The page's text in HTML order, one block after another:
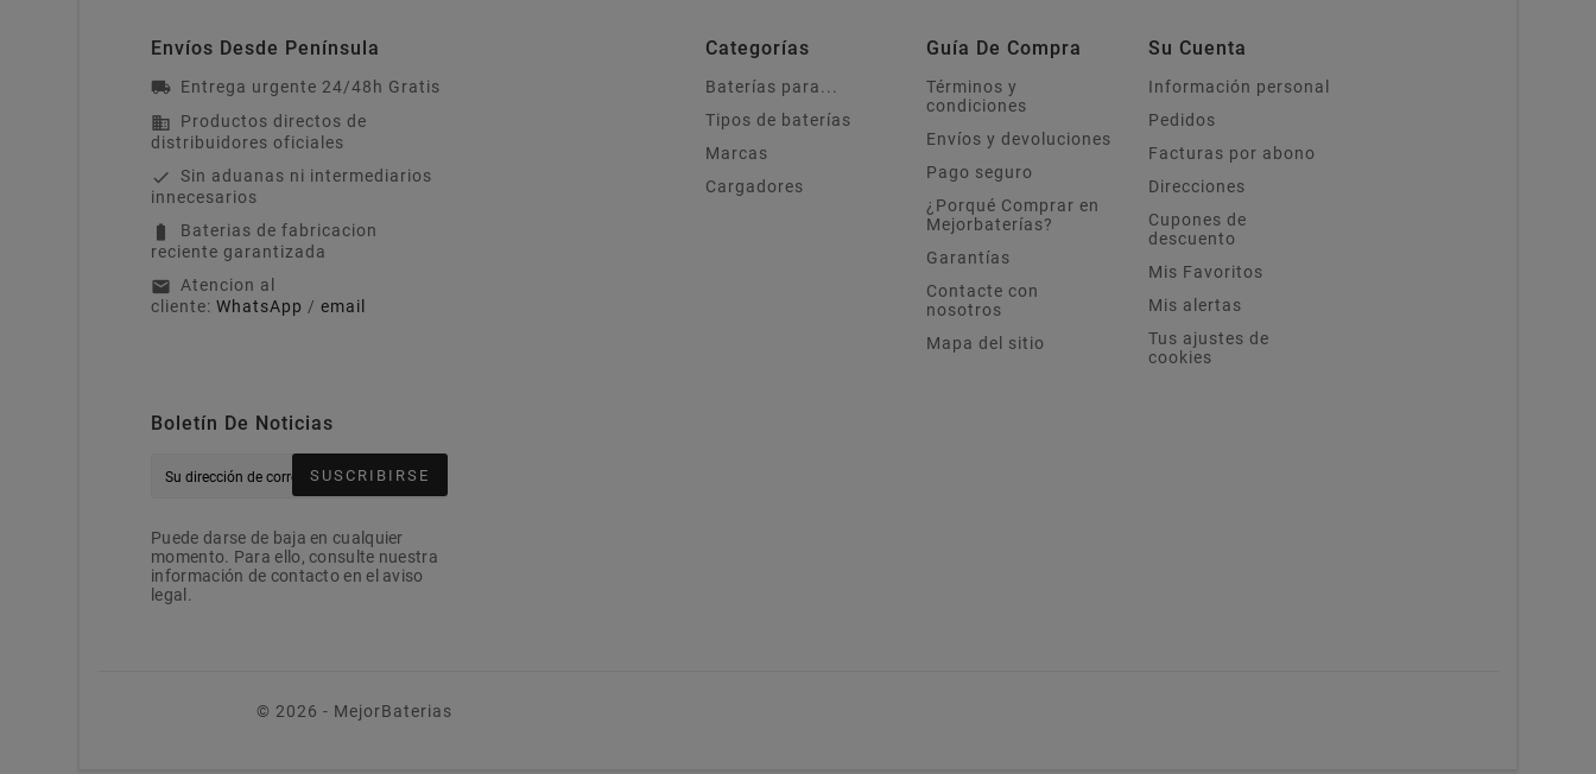
Envíos Desde Península
local_shipping Entrega urgente 24/48h Gratis
business
Productos directos de
distribuidores oficiales
check
Sin aduanas ni intermediarios
innecesarios
battery_full
Baterias de fabricacion
reciente garantizada
email
Atencion al
cliente:WhatsApp /email
Categorías
Baterías para...
Tipos de baterías
Marcas
Cargadores
Guía De Compra
Términos y
condiciones
Envíos y devoluciones
Pago seguro
¿Porqué Comprar en
Mejorbaterías?
Garantías
Contacte con
nosotros
Mapa del sitio
Su Cuenta
Información personal
Pedidos
Facturas por abono
Direcciones
Cupones de
descuento
Mis Favoritos
Mis alertas
Tus ajustes de
cookies
Boletín De Noticias
SUSCRIBIRSE
Puede darse de baja en cualquier
momento. Para ello, consulte nuestra
información de contacto en el aviso
legal.
© 2026 - MejorBaterias